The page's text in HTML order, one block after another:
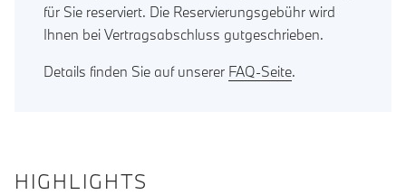
für Sie reserviert. Die Reservierungsgebühr wird
Ihnen bei Vertragsabschluss gutgeschrieben.
Details finden Sie auf unserer FAQ-Seite.
HIGHLIGHTS